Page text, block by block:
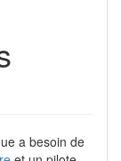
a besoin de